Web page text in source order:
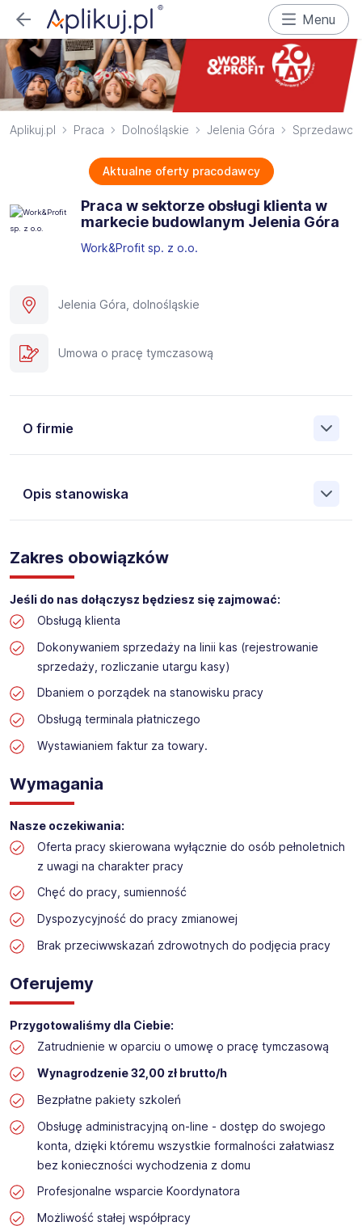
Menu
Aplikuj.pl Praca Dolnośląskie Jelenia Góra Sprzedawca
Aktualne oferty pracodawcy
Praca w sektorze obsługi klienta w
markecie budowlanym Jelenia Góra
Work&Profit sp. z o.o.
Jelenia Góra, dolnośląskie
Umowa o pracę tymczasową
O firmie
Opis stanowiska
Pośrednictwa Pracy i Doradztwa Personalnego Work &
Profit jest obecnie jedną z największych niezależnych
polskich agencji zatrudnienia. W ciągu wielu lat naszej
działalności daliśmy pracę przeszło 50 000 pracowników
w całym kraju. Skutecznie znajdujemy pracowników dla
największych firm, jak również małych rodzinnych
przedsiębiorstw w Polsce. Agencja jest wpisana pod nr
396 w Krajowym Rejestrze Agencji Zatrudnienia.
Obecnie dla naszego Klienta, poszukujemy osób do pracy
na stanowisko:
Praca w sektorze obsługi klienta w markecie
Lokalizacja: Jelenia Góra
Zakres obowiązków
Jeśli do nas dołączysz będziesz się zajmować:
Obsługą klienta
Dokonywaniem sprzedaży na linii kas (rejestrowanie
sprzedaży, rozliczanie utargu kasy)
Dbaniem o porządek na stanowisku pracy
Obsługą terminala płatniczego
Wystawianiem faktur za towary.
Wymagania
Nasze oczekiwania:
Oferta pracy skierowana wyłącznie do osób pełnoletnich
z uwagi na charakter pracy
Chęć do pracy, sumienność
Dyspozycyjność do pracy zmianowej
Brak przeciwwskazań zdrowotnych do podjęcia pracy
Oferujemy
Przygotowaliśmy dla Ciebie:
Zatrudnienie w oparciu o umowę o pracę tymczasową
Wynagrodzenie 32,00 zł brutto/h
Bezpłatne pakiety szkoleń
Obsługę administracyjną on-line - dostęp do swojego
konta, dzięki któremu wszystkie formalności załatwiasz
bez konieczności wychodzenia z domu
Profesjonalne wsparcie Koordynatora
Możliwość stałej współpracy